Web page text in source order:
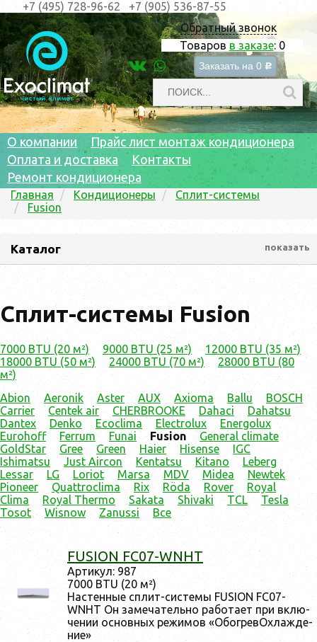
Обратный звонок
Товаров в заказе: 0
Заказать на 0 c
+7 (495) 728-96-62 +7 (905) 536-87-55
О компании
Прайс лист монтаж кондиционера
Оплата и доставка
Контакты
Ремонт кондиционера
Главная Кондиционеры
Сплит-системы
Fusion
Каталог показать
Сплит-системы Fusion
7000 BTU (20 м²) 9000 BTU (25 м²)
12000 BTU (35 м²)
18000 BTU (50 м²)
24000 BTU (70 м²)
28000 BTU (80
м²)
Abion
Aeronik Aster AUX Axioma Ballu
BOSCH
Carrier
Centek air CHERBROOKE Dahaci
Dahatsu
Dantex
Denko Ecoclima Electrolux
Energolux
Eurohoff
Ferrum Funai Fusion
General climate
GoldStar
Gree Green Haier Hisense
IGC
Ishimatsu
Just Aircon Kentatsu Kitano
Leberg
Lessar
LG Loriot Marsa MDV Midea
Newtek
Pioneer
Quattroclima Rix Röda Rover
Royal
Clima
Royal Thermo Sakata Shivaki TCL
Tesla
Tosot
Wisnow Zanussi Все
FUSION FC07-WNHT
Ар­ти­кул: 987
7000 BTU (20 м²)
Нас­тенные сплит-сис­те­мы FUSION FC07-
WNHT Он за­меча­тель­но ра­бота­ет при вклю­
чении ос­новных ре­жимов «Обог­ре­вОх­лажде­
ние»